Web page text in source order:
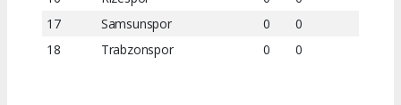
17
Samsunspor 0
0
18
Trabzonspor 0 0